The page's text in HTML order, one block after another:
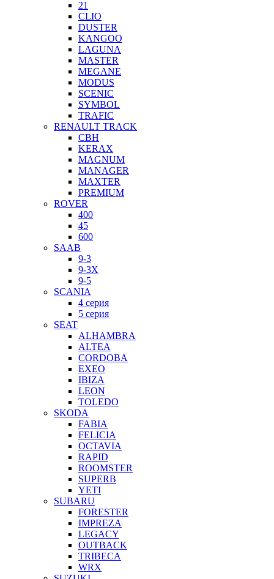
21
CLIO
DUSTER
KANGOO
LAGUNA
MASTER
MEGANE
MODUS
SCENIC
SYMBOL
TRAFIC
RENAULT TRACK
CBH
KERAX
MAGNUM
MANAGER
MAXTER
PREMIUM
ROVER
400
45
600
SAAB
9-3
9-3X
9-5
SCANIA
4 серия
5 серия
SEAT
ALHAMBRA
ALTEA
CORDOBA
EXEO
IBIZA
LEON
TOLEDO
SKODA
FABIA
FELICIA
OCTAVIA
RAPID
ROOMSTER
SUPERB
YETI
SUBARU
FORESTER
IMPREZA
LEGACY
OUTBACK
TRIBECA
WRX